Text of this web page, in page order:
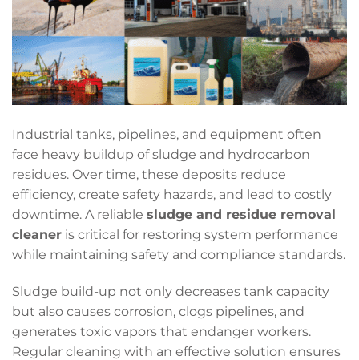
Industrial tanks, pipelines, and equipment often
face heavy buildup of sludge and hydrocarbon
residues. Over time, these deposits reduce
efficiency, create safety hazards, and lead to costly
downtime. A reliable sludge and residue removal
cleaner is critical for restoring system performance
while maintaining safety and compliance standards.
Sludge build-up not only decreases tank capacity
but also causes corrosion, clogs pipelines, and
generates toxic vapors that endanger workers.
Regular cleaning with an effective solution ensures